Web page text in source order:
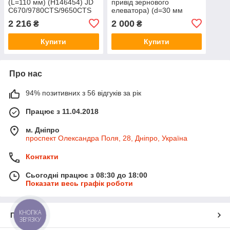
(L=110 мм) (H146454) JD
C670/9780CTS/9650CTS
2 216 ₴
Купити
привід зернового
елеватора) (d=30 мм
H135713
2 000₴
Купити
Про нас
94% позитивних з 56 відгуків за рік
Працює з 11.04.2018
м. Дніпро
проспект Олександра Поля, 28, Дніпро, Україна
Контакти
Сьогодні працює з 08:30 до 18:00
Показати весь графік роботи
Про нас
КНОПКА
ЗВ'ЯЗКУ